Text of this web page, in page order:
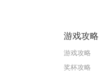
游戏攻略
游戏攻略
奖杯攻略